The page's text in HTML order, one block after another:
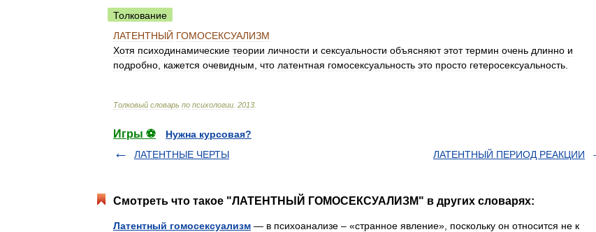
Толкование
ЛАТЕНТНЫЙ ГОМОСЕКСУАЛИЗМ
Хотя психодинамические теории личности и сексуальности объясняют этот термин очень длинно и
подробно кажется очевидным что латентная гомосексуальность это просто гетеросексуальность
Толковый словарь по психологии 2013
Игры ⚽
Нужна курсовая?
ЛАТЕНТНЫЕ ЧЕРТЫ
ЛАТЕНТНЫЙ ПЕРИОД РЕАКЦИИ
Смотреть что такое "ЛАТЕНТНЫЙ ГОМОСЕКСУАЛИЗМ" в других словарях:
Латентный гомосексуализм — в психоанализе – «странное явление», поскольку он относится не к